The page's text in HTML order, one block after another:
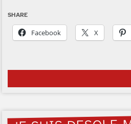
SHARE
Facebook X